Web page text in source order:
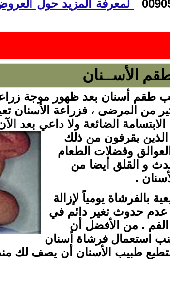
لمعرفة المزيد حول
الأســنان
طقم أسنان بعد ظهور موجة
من المرضى ، فزراعة الأسنان
الضائعة ولا داعي بعد
يقرفون من ذلك
وفضلات الطعام
و القلق أيضا من
.
بالفرشاة يومياً لإزالة
عدم حدوث تغير دائم في
. من الأفضل أن
استعمال فرشاة أسنان
طبيب الأسنان أن يصف لك